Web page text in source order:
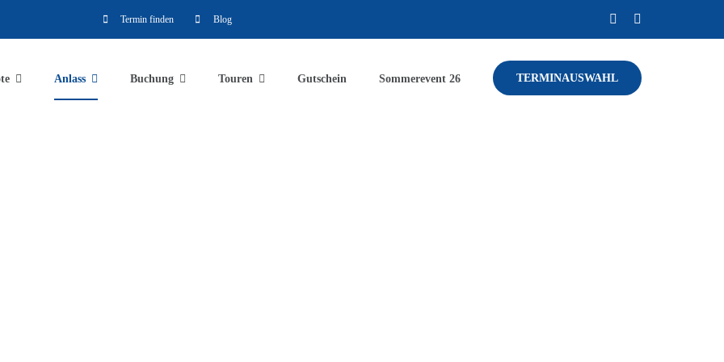
Termin finden Blog
Anlass Buchung Touren Gutschein Sommerevent 26 TERMINAUSWAHL